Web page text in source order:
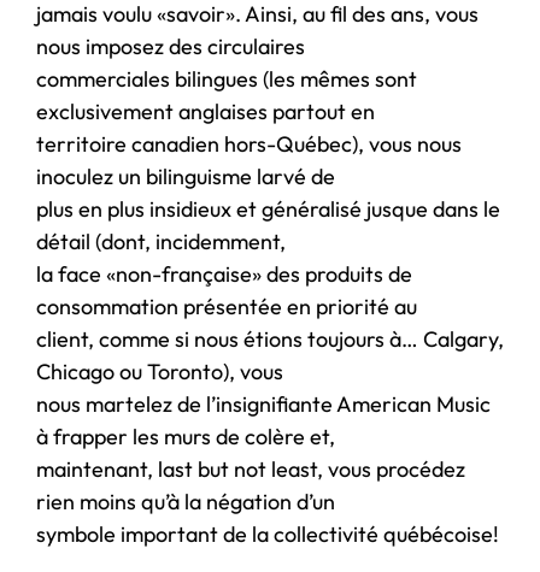
jamais voulu «savoir». Ainsi, au fil des ans, vous
nous imposez des circulaires
commerciales bilingues (les mêmes sont
exclusivement anglaises partout en
territoire canadien hors-Québec), vous nous
inoculez un bilinguisme larvé de
plus en plus insidieux et généralisé jusque dans le
détail (dont, incidemment,
la face «non-française» des produits de
consommation présentée en priorité au
client, comme si nous étions toujours à… Calgary,
Chicago ou Toronto), vous
nous martelez de l’insignifiante American Music
à frapper les murs de colère et,
maintenant, last but not least, vous procédez
rien moins qu’à la négation d’un
symbole important de la collectivité québécoise!